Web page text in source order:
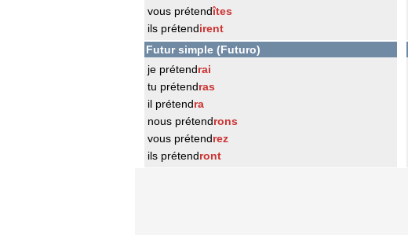
vous prétendîtes
ils prétendirent
Futur simple (Futuro)
je prétendrai
tu prétendras
il prétendra
nous prétendrons
vous prétendrez
ils prétendront